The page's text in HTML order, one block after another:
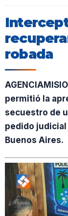
robada
permitió la
secuestro de
pedido
Buenos Aires.